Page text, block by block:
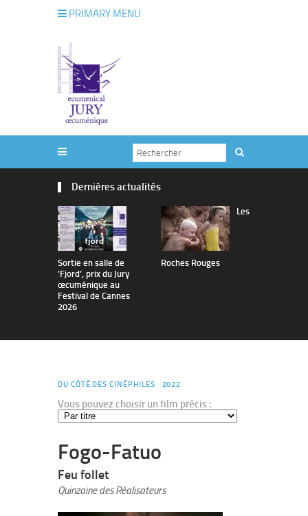
PRIMARY MENU
Dernières actualités
Sortie en salle de
’Fjord’, prix du Jury
œcuménique au
Festival de Cannes
2026
Les
Roches Rouges
DU CÔTÉ DES CINÉPHILES 2022
Vous pouvez choisir un film précis :
Fogo-Fatuo
Feu follet
Quinzaine des Réalisateurs